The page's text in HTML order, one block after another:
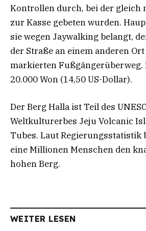
Kontrollen durch, bei der gleich
zur Kasse gebeten wurden.
sie wegen Jaywalking belangt,
der Straße an einem anderen
markierten Fußgängerüberweg.
20.000 Won (14,50 US-Dollar).
Der Berg Halla ist Teil des
Weltkulturerbes Jeju Volcanic
Tubes. Laut Regierungsstatistik
eine Millionen Menschen den
hohen Berg.
WEITER LESEN